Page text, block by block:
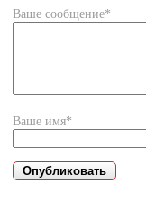
Ваше сообщение*
Ваше имя*